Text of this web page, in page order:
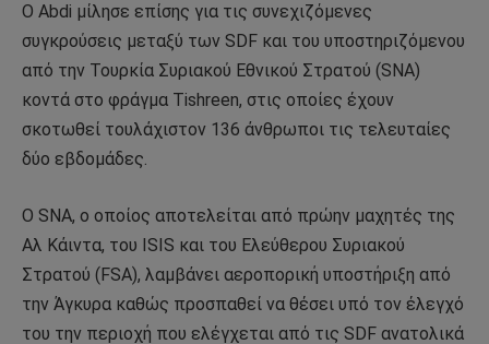
Ο Abdi μίλησε επίσης για τις συνεχιζόμενες
συγκρούσεις μεταξύ των SDF και του υποστηριζόμενου
από την Τουρκία Συριακού Εθνικού Στρατού (SNA)
κοντά στο φράγμα Tishreen, στις οποίες έχουν
σκοτωθεί τουλάχιστον 136 άνθρωποι τις τελευταίες
δύο εβδομάδες.
Ο SNA, ο οποίος αποτελείται από πρώην μαχητές της
Αλ Κάιντα, του ISIS και του Ελεύθερου Συριακού
Στρατού (FSA), λαμβάνει αεροπορική υποστήριξη από
την Άγκυρα καθώς προσπαθεί να θέσει υπό τον έλεγχό
του την περιοχή που ελέγχεται από τις SDF ανατολικά